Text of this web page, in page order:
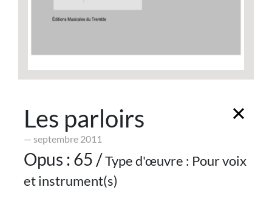
Les parloirs
— septembre 2011
Opus : 65 /Type d'œuvre : Pour voix
et instrument(s)